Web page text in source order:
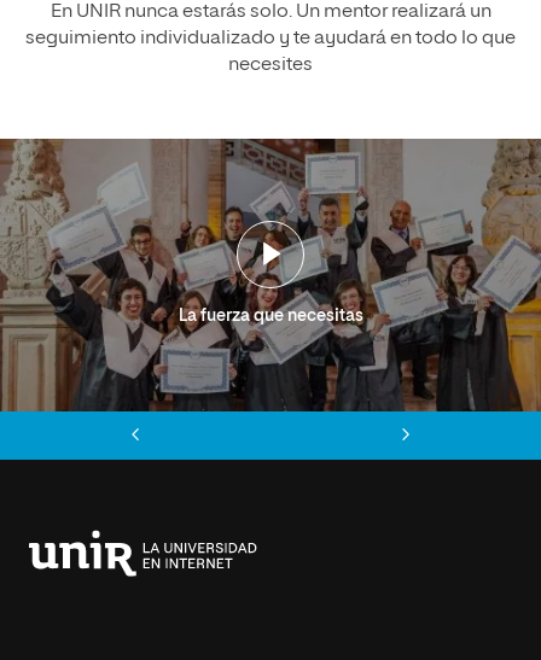
En UNIR nunca estarás solo. Un mentor realizará un
seguimiento individualizado y te ayudará en todo lo que
necesites
La fuerza que necesitas